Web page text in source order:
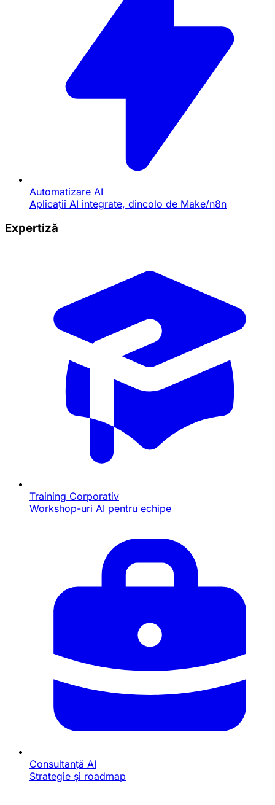
Automatizare AI
Aplicații AI integrate, dincolo de Make/n8n
Expertiză
Training Corporativ
Workshop-uri AI pentru echipe
Consultanță AI
Strategie și roadmap